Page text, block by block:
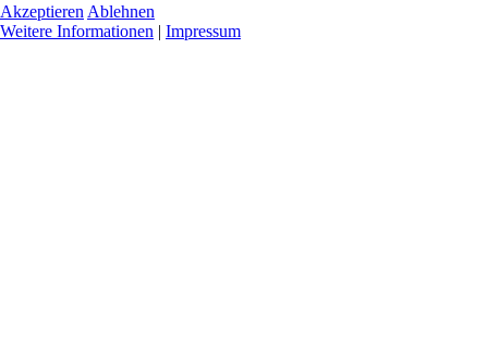
Akzeptieren Ablehnen
Weitere Informationen | Impressum